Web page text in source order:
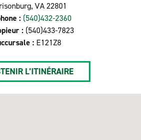
VA 22801
: (540)432-2360
: (540)433-7823
: E121Z8
L’ITINÉRAIRE